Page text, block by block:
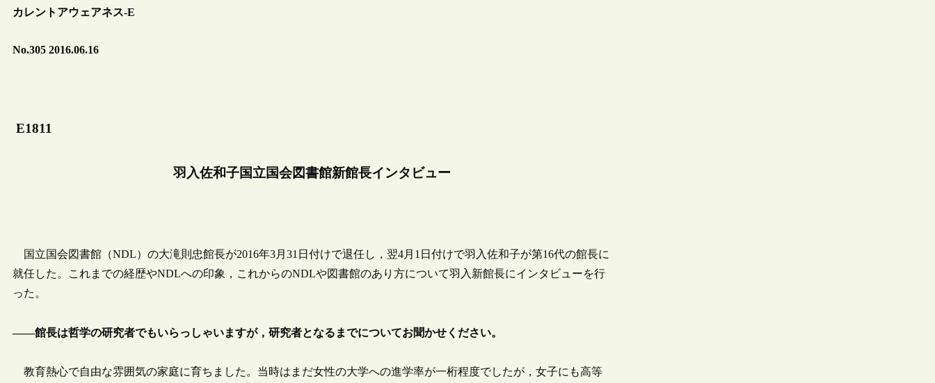
カレントアウェアネス-E
No.305 2016.06.16
E1811
羽入佐和子国立国会図書館新館長インタビュー
国立国会図書館（NDL）の大滝則忠館長が2016年3月31日付けで退任し，翌4月1日付けで羽入佐和子が第16代の館長に
就任した。これまでの経歴やNDLへの印象，これからのNDLや図書館のあり方について羽入新館長にインタビューを行
った。
――館長は哲学の研究者でもいらっしゃいますが，研究者となるまでについてお聞かせください。
教育熱心で自由な雰囲気の家庭に育ちました。当時はまだ女性の大学への進学率が一桁程度でしたが，女子にも高等